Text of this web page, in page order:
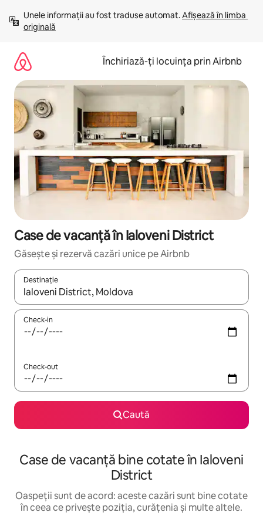
mergi
conținut
Unele informații au fost traduse automat. Afișează în limba
originală
Închiriază-ți locuința prin Airbnb
Case de vacanță în Ialoveni District
Găsește și rezervă cazări unice pe Airbnb
Destinație
Când se încarcă rezultatele, navighează folosind tastele
Check-in
Check-out
Caută
Case de vacanță bine cotate în Ialoveni
District
Oaspeții sunt de acord: aceste cazări sunt bine cotate
în ceea ce privește poziția, curățenia și multe altele.